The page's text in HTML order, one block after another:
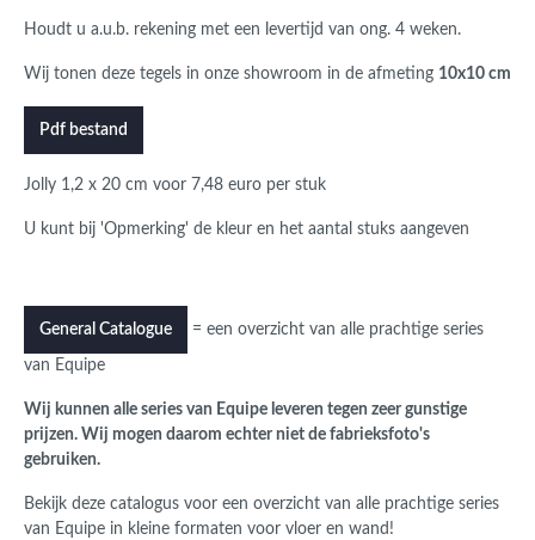
Houdt u a.u.b. rekening met een levertijd van ong. 4 weken.
Wij tonen deze tegels in onze showroom in de afmeting 10x10 cm
Pdf bestand
Jolly 1,2 x 20 cm voor 7,48 euro per stuk
U kunt bij 'Opmerking' de kleur en het aantal stuks aangeven
General Catalogue = een overzicht van alle prachtige series
van Equipe
Wij kunnen alle series van Equipe leveren tegen zeer gunstige
prijzen. Wij mogen daarom echter niet de fabrieksfoto's
gebruiken.
Bekijk deze catalogus voor een overzicht van alle prachtige series
van Equipe in kleine formaten voor vloer en wand!